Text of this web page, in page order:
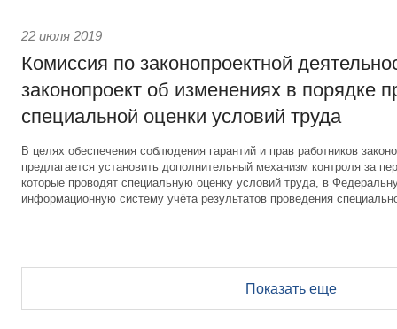
22 июля 2019
Комиссия по законопроектной
законопроект об изменениях в порядке
специальной оценки условий труда
В целях обеспечения соблюдения гарантий и прав работников
предлагается установить дополнительный механизм контроля за
которые проводят специальную оценку условий труда, в
информационную систему учёта результатов проведения
Показать еще